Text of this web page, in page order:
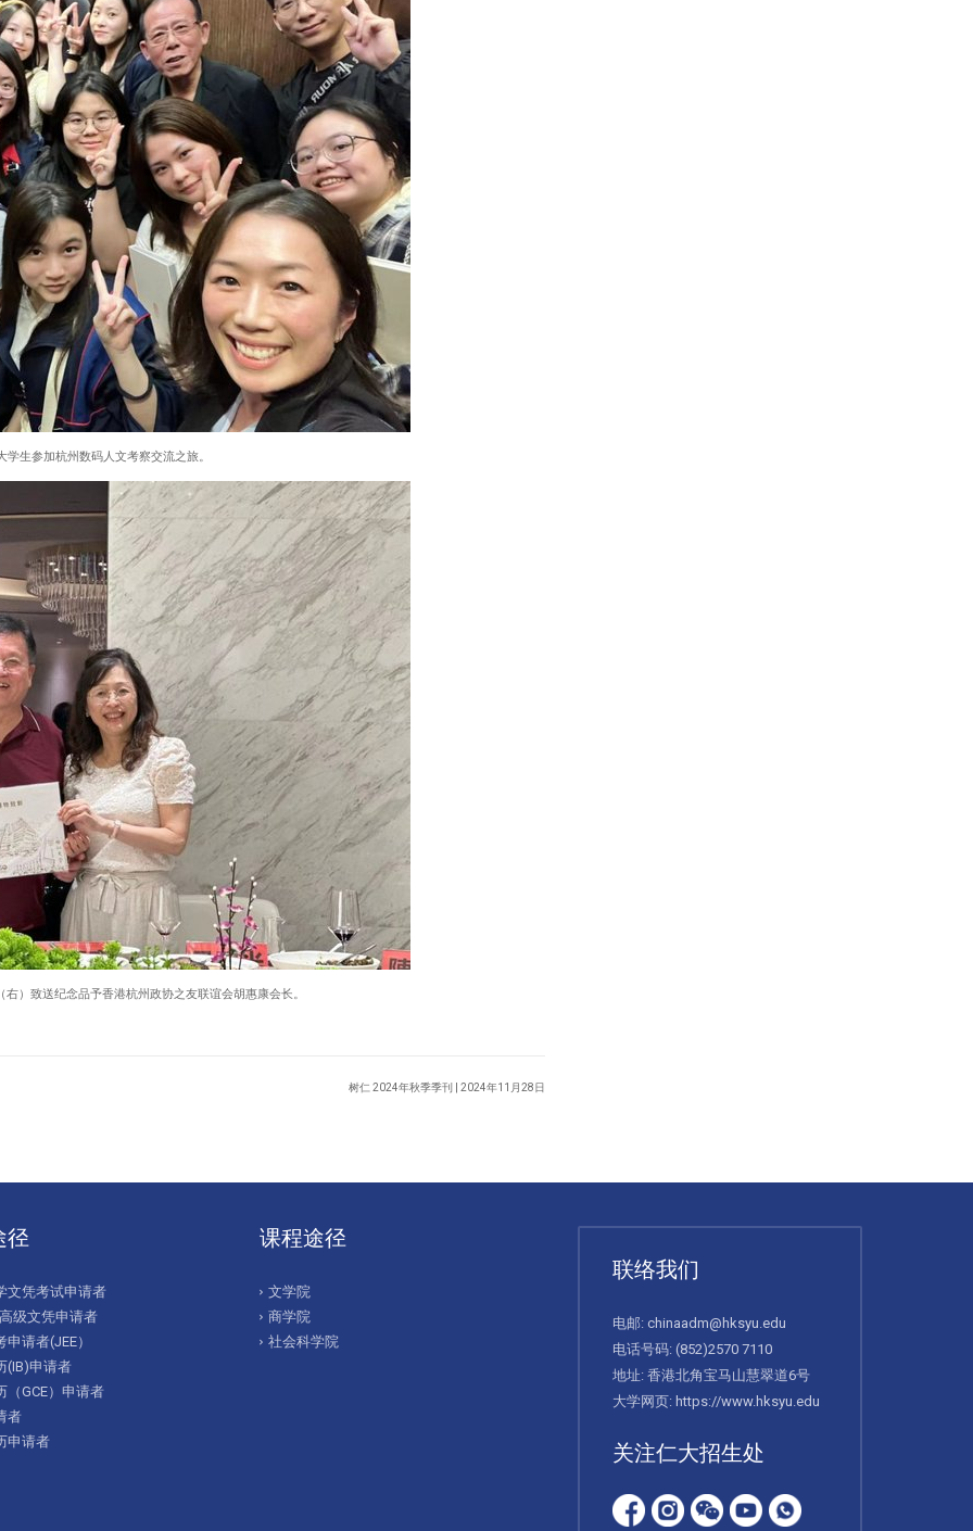
学生参加杭州数码人文考察交流之旅。
）致送纪念品予香港杭州政协之友联谊会胡惠康会长。
树仁 2024年秋季季刊 | 2024年11月28日
径
文凭考试申请者
级文凭申请者
请者(JEE）
(IB)申请者
（GCE）申请者
者
申请者
课程途径
文学院
商学院
社会科学院
联络我们
电邮: chinaadm@hksyu.edu
电话号码: (852)2570 7110
地址: 香港北角宝马山慧翠道6号
大学网页: https://www.hksyu.edu
关注仁大招生处